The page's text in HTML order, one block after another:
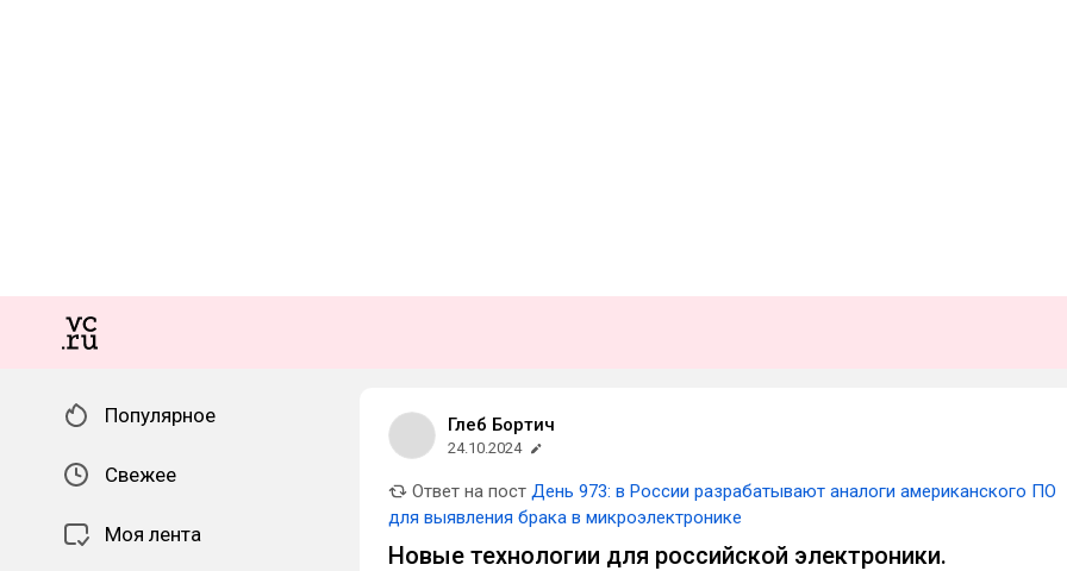
Популярное
Свежее
Моя лента
Глеб Бортич
24.10.2024
Ответ на пост День 973: в России разрабатывают аналоги американского ПО
для выявления брака в микроэлектронике
Новые технологии для российской электроники.